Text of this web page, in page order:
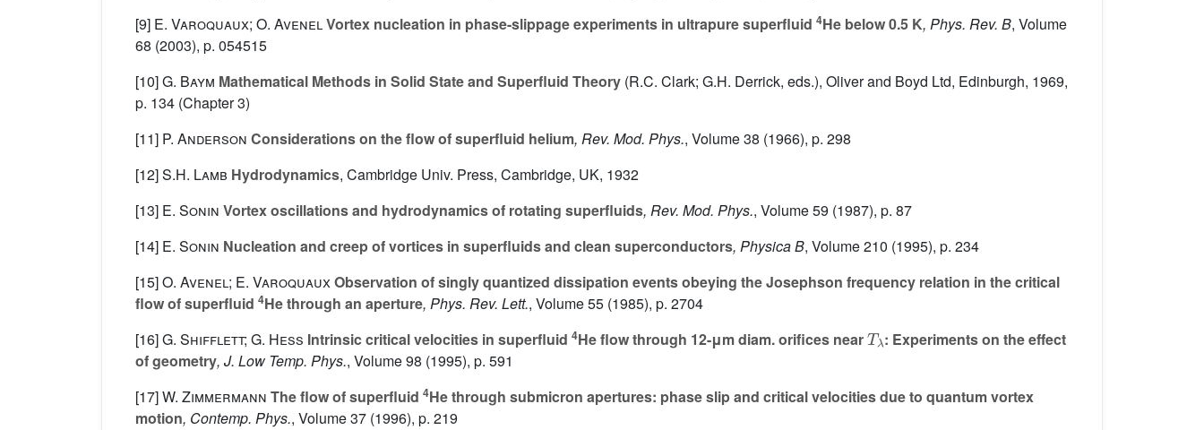
[9] E. Varoquaux; O. AvenelVortex nucleation in phase-slippage experiments in ultrapure superfluid 4He below 0.5 K, Phys. Rev. B, Volume
68 (2003), p. 054515
[10]G. Baym Mathematical Methods in Solid State and Superfluid Theory (R.C. Clark; G.H. Derrick, eds.), Oliver and Boyd Ltd, Edinburgh, 1969,
p. 134 (Chapter 3)
[11] P. Anderson Considerations on the flow of superfluid helium, Rev. Mod. Phys., Volume 38 (1966), p. 298
[12]S.H. Lamb Hydrodynamics, Cambridge Univ. Press, Cambridge, UK, 1932
[13] E. Sonin Vortex oscillations and hydrodynamics of rotating superfluids, Rev. Mod. Phys., Volume 59 (1987), p. 87
[14] E. Sonin Nucleation and creep of vortices in superfluids and clean superconductors, Physica B, Volume 210 (1995), p. 234
[15]O. Avenel; E. VaroquauxObservation of singly quantized dissipation events obeying the Josephson frequency relation in the critical
flow of superfluid 4He through an aperture, Phys. Rev. Lett., Volume 55 (1985), p. 2704
[16]G. Shifflett; G. Hess Intrinsic critical velocities in superfluid 4He flow through 12-μm diam. orifices near
: Experiments on the effect
of geometry, J. Low Temp. Phys., Volume 98 (1995), p. 591
[17]W. Zimmermann The flow of superfluid 4He through submicron apertures: phase slip and critical velocities due to quantum vortex
motion, Contemp. Phys., Volume 37 (1996), p. 219